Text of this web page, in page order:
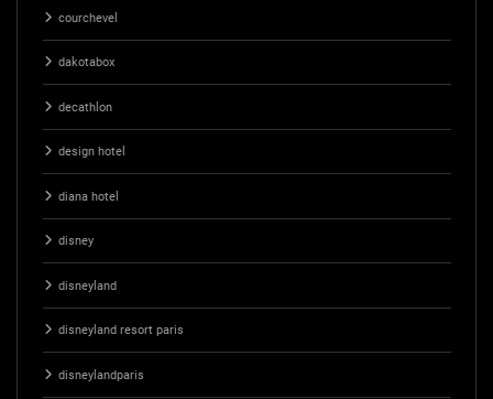
courchevel
dakotabox
decathlon
design hotel
diana hotel
disney
disneyland
disneyland resort paris
disneylandparis